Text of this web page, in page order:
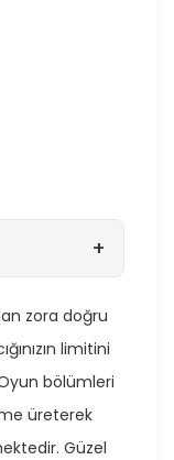
+
zora doğru
limitini
bölümleri
üreterek
Güzel